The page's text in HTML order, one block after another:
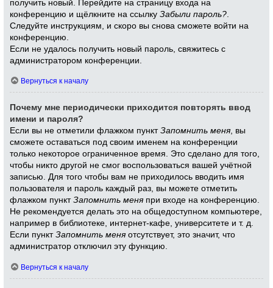
получить новый. Перейдите на страницу входа на
конференцию и щёлкните на ссылкуЗабыли пароль?
Следуйте инструкциям, и скоро вы снова сможете войти на
конференцию.
Если не удалось получить новый пароль, свяжитесь с
администратором конференции.
Вернуться к началу
Почему мне периодически приходится повторять ввод
имени и пароля?
Если вы не отметили флажком пунктЗапомнить меня , вы
сможете оставаться под своим именем на конференции
только некоторое ограниченное время. Это сделано для того,
чтобы никто другой не смог воспользоваться вашей учётной
записью. Для того чтобы вам не приходилось вводить имя
пользователя и пароль каждый раз, вы можете отметить
флажком пунктЗапомнить меня при входе на конференцию.
Не рекомендуется делать это на общедоступном компьютере,
например в библиотеке, интернет-кафе, университете и т. д.
Если пунктЗапомнить меня отсутствует, это значит, что
администратор отключил эту функцию.
Вернуться к началу